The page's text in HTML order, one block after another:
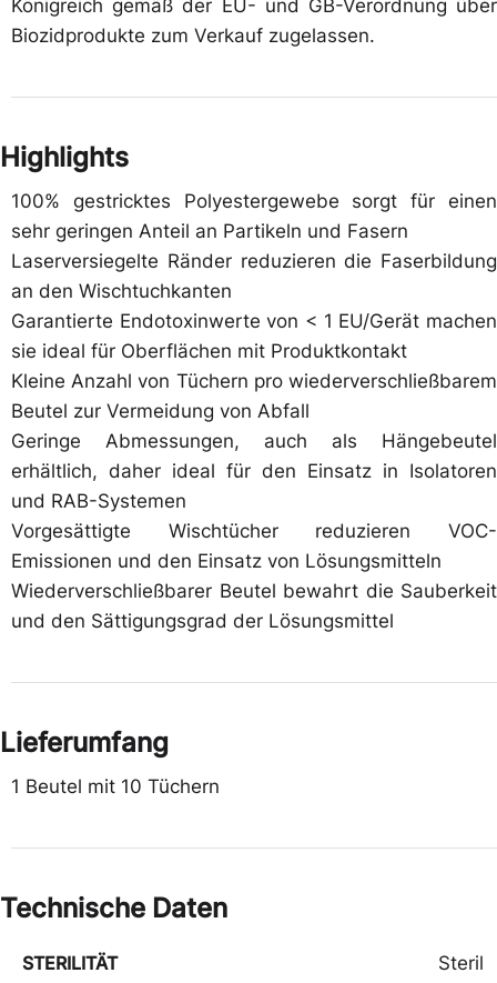
Königreich gemäß der EU- und GB-Verordnung über
Biozidprodukte zum Verkauf zugelassen.
Highlights
100% gestricktes Polyestergewebe sorgt für einen
sehr geringen Anteil an Partikeln und Fasern
Laserversiegelte Ränder reduzieren die Faserbildung
an den Wischtuchkanten
Garantierte Endotoxinwerte von < 1 EU/Gerät machen
sie ideal für Oberflächen mit Produktkontakt
Kleine Anzahl von Tüchern pro wiederverschließbarem
Beutel zur Vermeidung von Abfall
Geringe Abmessungen, auch als Hängebeutel
erhältlich, daher ideal für den Einsatz in Isolatoren
und RAB-Systemen
Vorgesättigte Wischtücher reduzieren VOC-
Emissionen und den Einsatz von Lösungsmitteln
Wiederverschließbarer Beutel bewahrt die Sauberkeit
und den Sättigungsgrad der Lösungsmittel
Lieferumfang
1 Beutel mit 10 Tüchern
Technische Daten
STERILITÄT Steril